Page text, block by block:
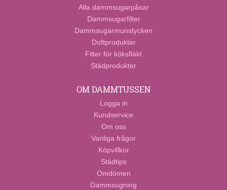
Alla dammsugarpåsar
Dammsugarfilter
Dammsugarmunstycken
Doftprodukter
Filter för köksfläkt
Städprodukter
OM DAMMTUSSEN
Logga in
Kundservice
Om oss
Vanliga frågor
Köpvillkor
Städtips
Omdömen
Dammsugning